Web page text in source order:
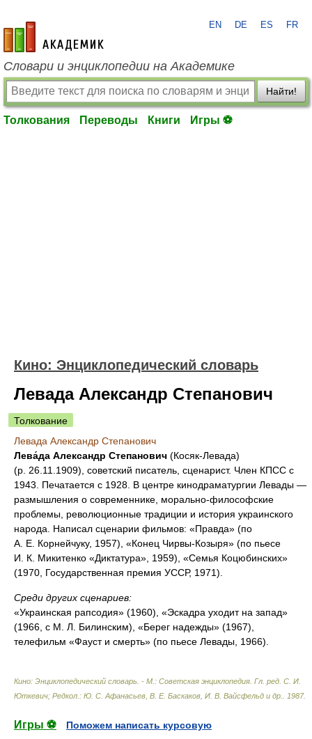
academic.ru
EN DE ES FR
Словари и энциклопедии на Академике
Найти!
Толкования Переводы Книги Игры ⚽
Кино: Энциклопедический словарь
Левада Александр Степанович
Толкование
Левада Александр Степанович
Лева́да Александр Степанович (Косяк-Левада)
(р. 26.11.1909), советский писатель, сценарист. Член КПСС с
1943. Печатается с 1928. В центре кинодраматургии Левады —
размышления о современнике, морально-философские
проблемы, революционные традиции и история украинского
народа. Написал сценарии фильмов: «Правда» (по
А. Е. Корнейчуку, 1957), «Конец Чирвы-Козыря» (по пьесе
И. К. Микитенко «Диктатура», 1959), «Семья Коцюбинских»
(1970, Государственная премия УССР, 1971).
Среди других сценариев:
«Украинская рапсодия» (1960), «Эскадра уходит на запад»
(1966, с М. Л. Билинским), «Берег надежды» (1967),
телефильм «Фауст и смерть» (по пьесе Левады, 1966).
Кино: Энциклопедический словарь. - М.: Советская энциклопедия Гл. ред. С. И.
Юткевич; Редкол.: Ю. С. Афанасьев, В. Е. Баскаков, И. В. Вайсфельд и др.
1987.
Игры ⚽
Поможем написать курсовую